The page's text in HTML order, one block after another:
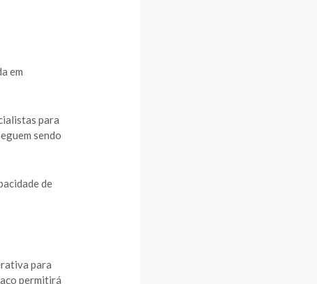
em
para
sendo
de
para
permitirá